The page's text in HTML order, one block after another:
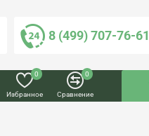
8 (499) 707-76-61
Избранное
0
Сравнение
0